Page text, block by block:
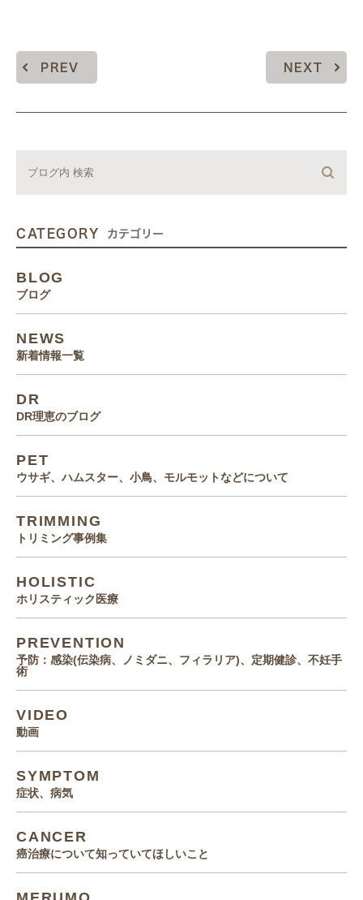
PREV NEXT
CATEGORY カテゴリー
BLOG
ブログ
NEWS
新着情報一覧
DR
DR理恵のブログ
PET
ウサギ、ハムスター、小鳥、モルモットなどについて
TRIMMING
トリミング事例集
HOLISTIC
ホリスティック医療
PREVENTION
予防：感染(伝染病、ノミダニ、フィラリア)、定期健診、不妊手
術
VIDEO
動画
SYMPTOM
症状、病気
CANCER
癌治療について知っていてほしいこと